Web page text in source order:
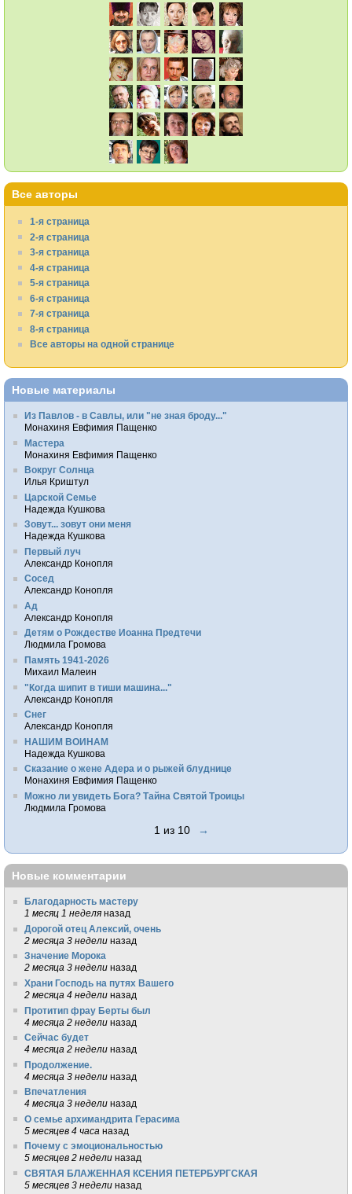
Все авторы
1-я страница
2-я страница
3-я страница
4-я страница
5-я страница
6-я страница
7-я страница
8-я страница
Все авторы на одной странице
Новые материалы
Из Павлов - в Савлы, или "не зная броду..."
Монахиня Евфимия Пащенко
Мастера
Монахиня Евфимия Пащенко
Вокруг Солнца
Илья Криштул
Царской Семье
Надежда Кушкова
Зовут... зовут они меня
Надежда Кушкова
Первый луч
Александр Конопля
Сосед
Александр Конопля
Ад
Александр Конопля
Детям о Рождестве Иоанна Предтечи
Людмила Громова
Память 1941-2026
Михаил Малеин
"Когда шипит в тиши машина..."
Александр Конопля
Снег
Александр Конопля
НАШИМ ВОИНАМ
Надежда Кушкова
Сказание о жене Адера и о рыжей блуднице
Монахиня Евфимия Пащенко
Можно ли увидеть Бога? Тайна Святой Троицы
Людмила Громова
1 из 10 →
Новые комментарии
Благодарность мастеру
1 месяц 1 неделя назад
Дорогой отец Алексий, очень
2 месяца 3 недели назад
Значение Морока
2 месяца 3 недели назад
Храни Господь на путях Вашего
2 месяца 4 недели назад
Протитип фрау Берты был
4 месяца 2 недели назад
Сейчас будет
4 месяца 2 недели назад
Продолжение.
4 месяца 3 недели назад
Впечатления
4 месяца 3 недели назад
О семье архимандрита Герасима
5 месяцев 4 часа назад
Почему с эмоциональностью
5 месяцев 2 недели назад
СВЯТАЯ БЛАЖЕННАЯ КСЕНИЯ ПЕТЕРБУРГСКАЯ
5 месяцев 3 недели назад